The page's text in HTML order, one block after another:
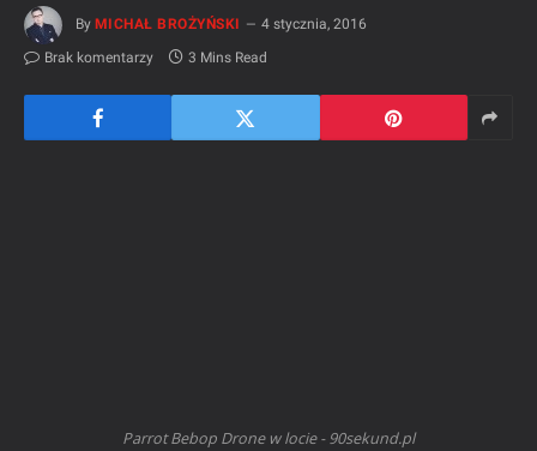
By MICHAŁ BROŻYŃSKI
4 stycznia, 2016
Brak komentarzy
3 Mins Read
Parrot Bebop Drone w locie - 90sekund.pl